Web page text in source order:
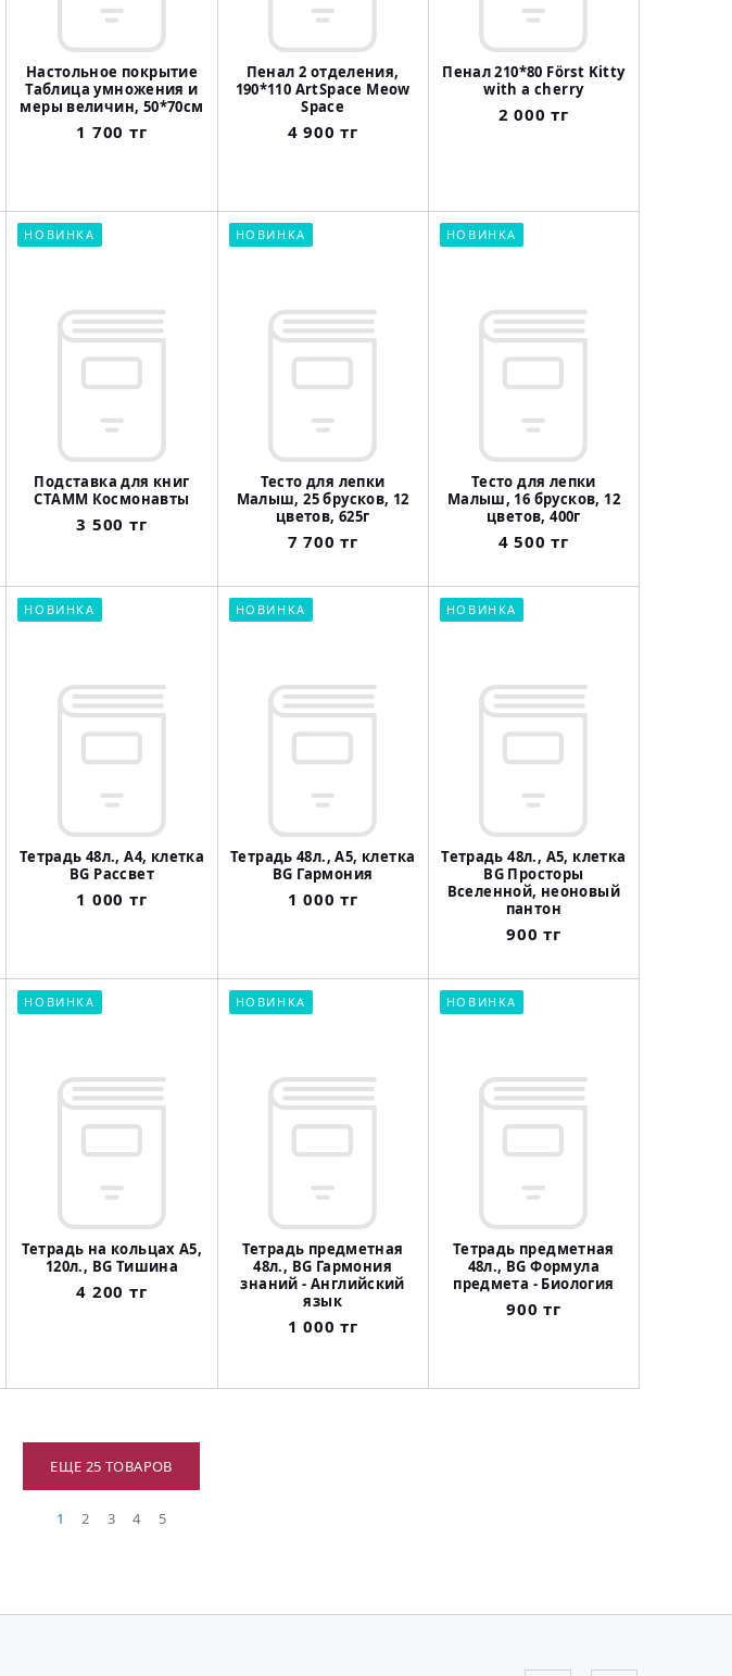
Настольное покрытие
Таблица умножения и
меры величин, 50*70см
1 700 тг
Пенал 2 отделения,
190*110 ArtSpace Meow
Space
4 900 тг
Пенал 210*80 Först Kitty
with a cherry
2 000 тг
НОВИНКА
Подставка для книг
СТАММ Космонавты
3 500 тг
НОВИНКА
Тесто для лепки
Малыш, 25 брусков, 12
цветов, 625г
7 700 тг
НОВИНКА
Тесто для лепки
Малыш, 16 брусков, 12
цветов, 400г
4 500 тг
НОВИНКА
Тетрадь 48л., А4, клетка
BG Рассвет
1 000 тг
НОВИНКА
Тетрадь 48л., А5, клетка
BG Гармония
1 000 тг
НОВИНКА
Тетрадь 48л., А5, клетка
BG Просторы
Вселенной, неоновый
пантон
900 тг
НОВИНКА
Тетрадь на кольцах А5,
120л., BG Тишина
4 200 тг
НОВИНКА
Тетрадь предметная
48л., BG Гармония
знаний - Английский
язык
1 000 тг
НОВИНКА
Тетрадь предметная
48л., BG Формула
предмета - Биология
900 тг
ЕЩЕ 25 ТОВАРОВ
1 2 3 4 5